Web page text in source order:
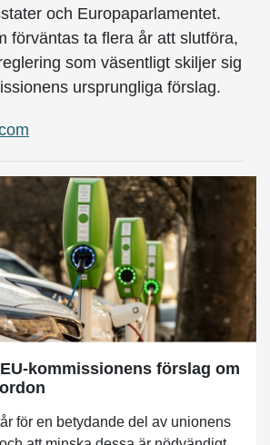
och Europaparlamentet.
förväntas ta flera år att slutföra,
som väsentligt skiljer sig
ursprungliga förslag.
kommissionens förslag om
för en betydande del av unionens